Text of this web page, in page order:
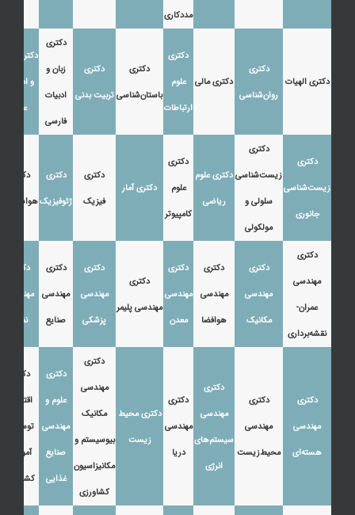
مددکاری
دکتری الهیات
دکتری
روان‌شناسی
دکتری مالی
دکتری
علوم
ارتباطات
دکتری
باستان‌شناسی
دکتری
تربیت بدنی
دکتری
زبان و
ادبیات
فارسی
دکتری زبان
و ادبیات
عرب
دکتری
زیست‌شناسی
جانوری
دکتری
زیست‌شناسی
سلولی و
مولکولی
دکتری علوم
ریاضی
دکتری
علوم
کامپیوتر
دکتری آمار
دکتری
فیزیک
دکتری
ژئوفیزیک
دکتری
هواشناسی
دکتری
مهندسی
عمران-
نقشه‌برداری
دکتری
مهندسی
مکانیک
دکتری
مهندسی
هوافضا
دکتری
مهندسی
معدن
دکتری
مهندسی پلیمر
دکتری
مهندسی
پزشکی
دکتری
مهندسی
صنایع
دکتری
مهندسی
نفت
دکتری
مهندسی
هسته‌ای
دکتری
مهندسی
محیط‌زیست
دکتری
مهندسی
سیستم‌های
انرژی
دکتری
مهندسی
دریا
دکتری محیط
زیست
دکتری
مهندسی
مکانیک
بیوسیستم و
مکانیزاسیون
کشاورزی
دکتری
علوم و
مهندسی
صنایع
غذایی
دکتری
اقتصاد،
توسعه و
آموزش
کشاورزی